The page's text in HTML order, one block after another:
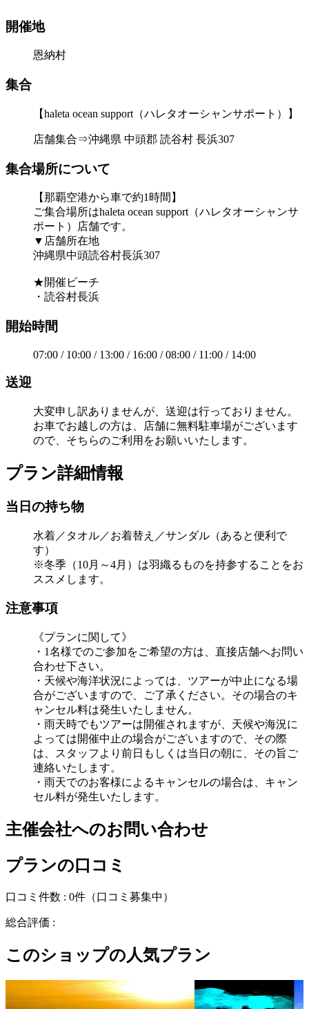
開催地
恩納村
集合
【haleta ocean support（ハレタオーシャンサポート）】
店舗集合⇒沖縄県 中頭郡 読谷村 長浜307
集合場所について
【那覇空港から車で約1時間】
ご集合場所はhaleta ocean support（ハレタオーシャンサ
ポート）店舗です。
▼店舗所在地
沖縄県中頭読谷村長浜307
★開催ビーチ
・読谷村長浜
開始時間
07:00 / 10:00 / 13:00 / 16:00 / 08:00 / 11:00 / 14:00
送迎
大変申し訳ありませんが、送迎は行っておりません。
お車でお越しの方は、店舗に無料駐車場がございます
ので、そちらのご利用をお願いいたします。
プラン詳細情報
当日の持ち物
水着／タオル／お着替え／サンダル（あると便利で
す）
※冬季（10月～4月）は羽織るものを持参することをお
ススメします。
注意事項
《プランに関して》
・1名様でのご参加をご希望の方は、直接店舗へお問い
合わせ下さい。
・天候や海洋状況によっては、ツアーが中止になる場
合がございますので、ご了承ください。その場合のキ
ャンセル料は発生いたしません。
・雨天時でもツアーは開催されますが、天候や海況に
よっては開催中止の場合がございますので、その際
は、スタッフより前日もしくは当日の朝に、その旨ご
連絡いたします。
・雨天でのお客様によるキャンセルの場合は、キャン
セル料が発生いたします。
主催会社へのお問い合わせ
プランの口コミ
口コミ件数 : 0件 （口コミ募集中）
総合評価 :
このショップの人気プラン